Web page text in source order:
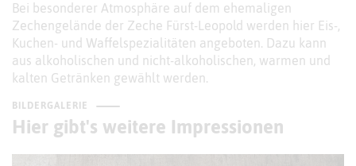
Bei besonderer Atmosphäre auf dem ehemaligen
Zechengelände der Zeche Fürst-Leopold werden hier Eis-,
Kuchen- und Waffelspezialitäten angeboten. Dazu kann
aus alkoholischen und nicht-alkoholischen, warmen und
kalten Getränken gewählt werden.
BILDERGALERIE
Hier gibt's weitere Impressionen